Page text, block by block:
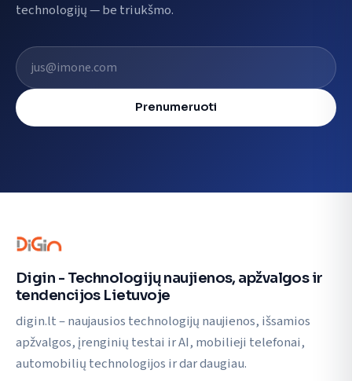
technologijų — be triukšmo.
El. pašto adresas
Prenumeruoti
Digin - Technologijų naujienos, apžvalgos ir
tendencijos Lietuvoje
digin.lt – naujausios technologijų naujienos, išsamios
apžvalgos, įrenginių testai ir AI, mobilieji telefonai,
automobilių technologijos ir dar daugiau.